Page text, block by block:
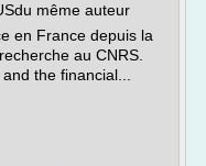
même auteur
en France depuis la
au CNRS.
the financial...